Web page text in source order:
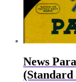
News
(Standard